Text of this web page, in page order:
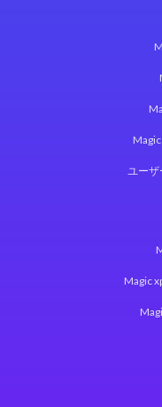
ユー
Magic